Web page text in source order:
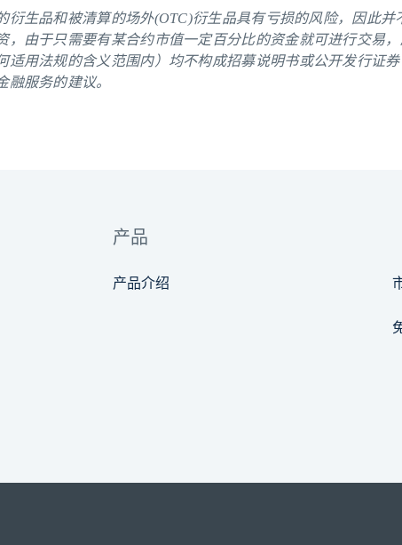
衍生品和被清算的场外(OTC)衍生品具有亏损的风险，因此
，由于只需要有某合约市值一定百分比的资金就可进行交易
适用法规的含义范围内）均不构成招募说明书或公开发行证
融服务的建议。
产品
产品介绍